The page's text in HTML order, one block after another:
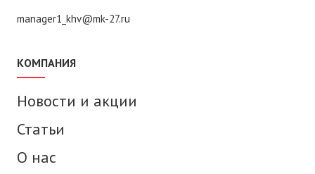
manager1_khv@mk-27.ru
КОМПАНИЯ
Новости и акции
Статьи
О нас